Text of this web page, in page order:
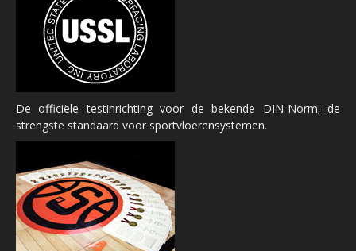
De officiële testinrichting voor de bekende DIN-Norm; de
strengste standaard voor sportvloerensystemen.